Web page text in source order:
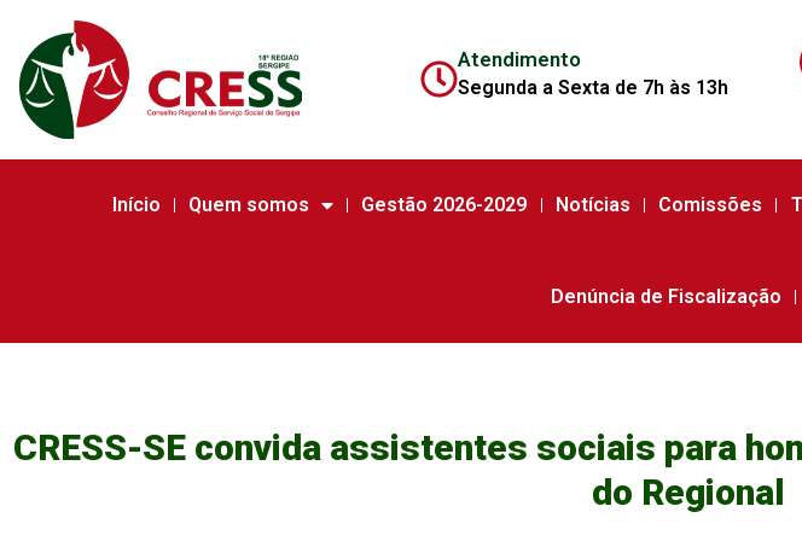
Atendimento
Segunda a Sexta de 7h às 13h
Início Quem somos Gestão 2026-2029 Notícias Comissões
Denúncia de Fiscalização
CRESS-SE convida assistentes sociais para
do Regional